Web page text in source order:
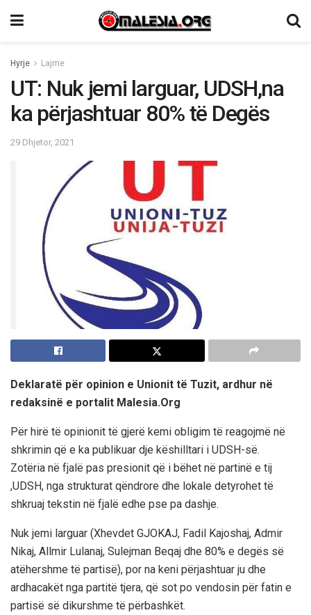
Hyrje Lajme
UT: Nuk jemi larguar, UDSH,na
ka përjashtuar 80% të Degës
29 Dhjetor, 2021
Deklaratë për opinion e Unionit të Tuzit, ardhur në
redaksinë e portalit Malesia.Org
Për hirë të opinionit të gjerë kemi obligim të reagojmë në
shkrimin që e ka publikuar dje këshilltari i UDSH-së.
Zotëria në fjalë pas presionit që i bëhet në partinë e tij
,UDSH, nga strukturat qëndrore dhe lokale detyrohet të
shkruaj tekstin në fjalë edhe pse pa dashje.
Nuk jemi larguar (Xhevdet GJOKAJ, Fadil Kajoshaj, Admir
Nikaj, Allmir Lulanaj, Sulejman Beqaj dhe 80% e degës së
atëhershme të partisë), por na keni përjashtuar ju dhe
ardhacakët nga partitë tjera, që sot po vendosin për fatin e
partisë së dikurshme të përbashkët.